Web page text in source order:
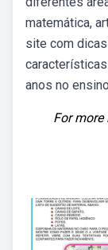
matemática,
site com
anos no
For